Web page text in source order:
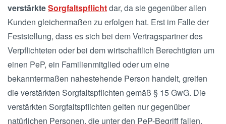
verstärkteSorgfaltspflichtdar, da sie gegenüber allen
Kunden gleichermaßen zu erfolgen hat. Erst im Falle der
Feststellung, dass es sich bei dem Vertragspartner des
Verpflichteten oder bei dem wirtschaftlich Berechtigten um
einen PeP, ein Familienmitglied oder um eine
bekanntermaßen nahestehende Person handelt, greifen
die verstärkten Sorgfaltspflichten gemäß § 15 GwG. Die
verstärkten Sorgfaltspflichten gelten nur gegenüber
natürlichen Personen, die unter den PeP-Begriff fallen.